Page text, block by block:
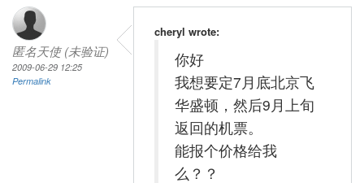
匿名天使 (未验证)
2009-06-29 12:25
Permalink
cheryl wrote:
你好
我想要定7月底北京飞
华盛顿，然后9月上旬
返回的机票。
能报个价格给我
么？？